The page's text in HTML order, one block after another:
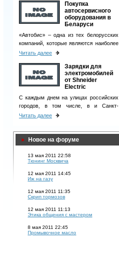
Покупка
автосервисного
оборудования в
Беларуси
«Автобис» – одна из тех белорусских
компаний, которые являются наиболее
ответственными деловыми партнерами
доверия у клиентов.
Читать далее
Зарядки для
электромобилей
от Shneider
Electric
С каждым днем на улицах российских
городов, в том числе, в и Санкт-
Петербурге, появляется все больше
Читать далее
Новое на форуме
13 мая 2011 22:58
Тюнинг Москвича
12 мая 2011 14:45
Иж на газу
12 мая 2011 11:35
Скрип тормозов
12 мая 2011 11:13
Этика общения с мастером
8 мая 2011 22:45
Промывочное масло